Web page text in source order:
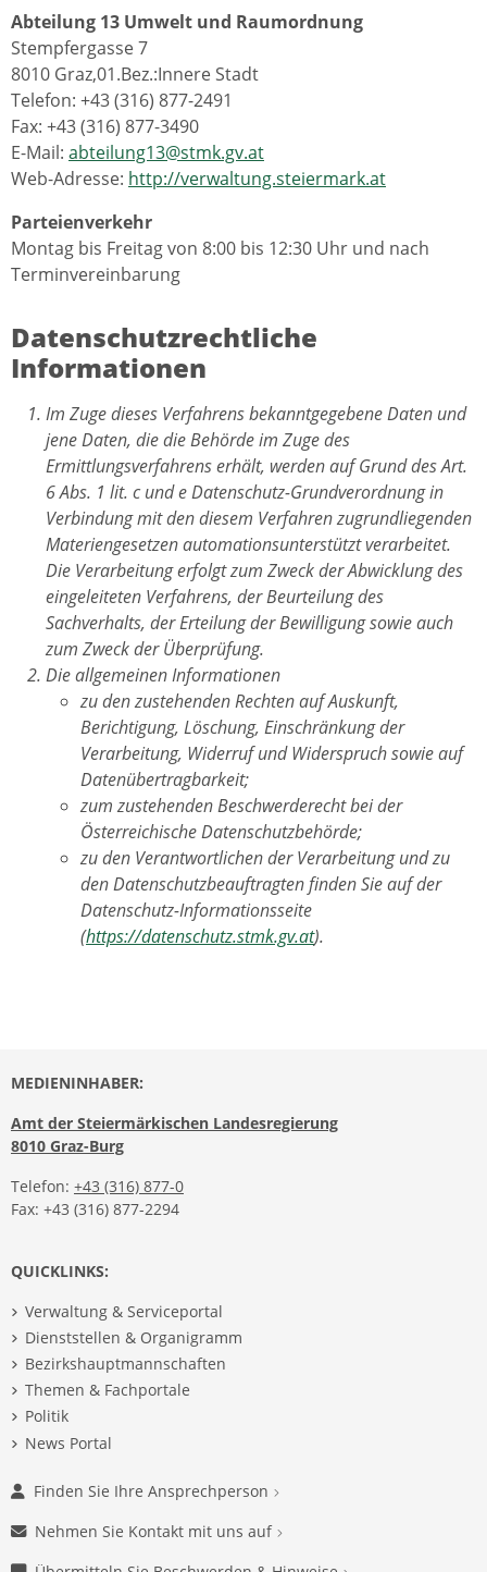
Abteilung 13 Umwelt und Raumordnung
Stempfergasse 7
8010 Graz,01.Bez.:Innere Stadt
Telefon: +43 (316) 877-2491
Fax: +43 (316) 877-3490
E-Mail: abteilung13@stmk.gv.at
Web-Adresse: http://verwaltung.steiermark.at
Parteienverkehr
Montag bis Freitag von 8:00 bis 12:30 Uhr und nach
Terminvereinbarung
Datenschutzrechtliche
Informationen
Im Zuge dieses Verfahrens bekanntgegebene Daten und
jene Daten, die die Behörde im Zuge des
Ermittlungsverfahrens erhält, werden auf Grund des Art.
6 Abs. 1 lit. c und e Datenschutz-Grundverordnung in
Verbindung mit den diesem Verfahren zugrundliegenden
Materiengesetzen automationsunterstützt verarbeitet.
Die Verarbeitung erfolgt zum Zweck der Abwicklung des
eingeleiteten Verfahrens, der Beurteilung des
Sachverhalts, der Erteilung der Bewilligung sowie auch
zum Zweck der Überprüfung.
Die allgemeinen Informationen
zu den zustehenden Rechten auf Auskunft,
Berichtigung, Löschung, Einschränkung der
Verarbeitung, Widerruf und Widerspruch sowie auf
Datenübertragbarkeit;
zum zustehenden Beschwerderecht bei der
Österreichische Datenschutzbehörde;
zu den Verantwortlichen der Verarbeitung und zu
den Datenschutzbeauftragten finden Sie auf der
Datenschutz-Informationsseite
(https://datenschutz.stmk.gv.at).
MEDIENINHABER:
Amt der Steiermärkischen Landesregierung
8010 Graz-Burg
Telefon: +43 (316) 877-0
Fax: +43 (316) 877-2294
QUICKLINKS:
Verwaltung & Serviceportal
Dienststellen & Organigramm
Bezirkshauptmannschaften
Themen & Fachportale
Politik
News Portal
Finden Sie Ihre Ansprechperson
Nehmen Sie Kontakt mit uns auf